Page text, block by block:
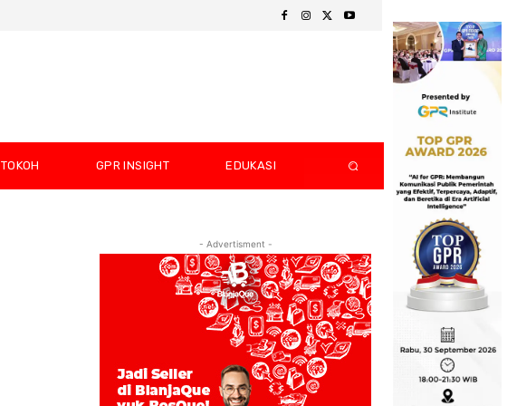
TOKOH GPR INSIGHT EDUKASI
- Advertisment -